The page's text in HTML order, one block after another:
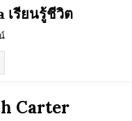
เรียนรู้ชีวิต
Carter